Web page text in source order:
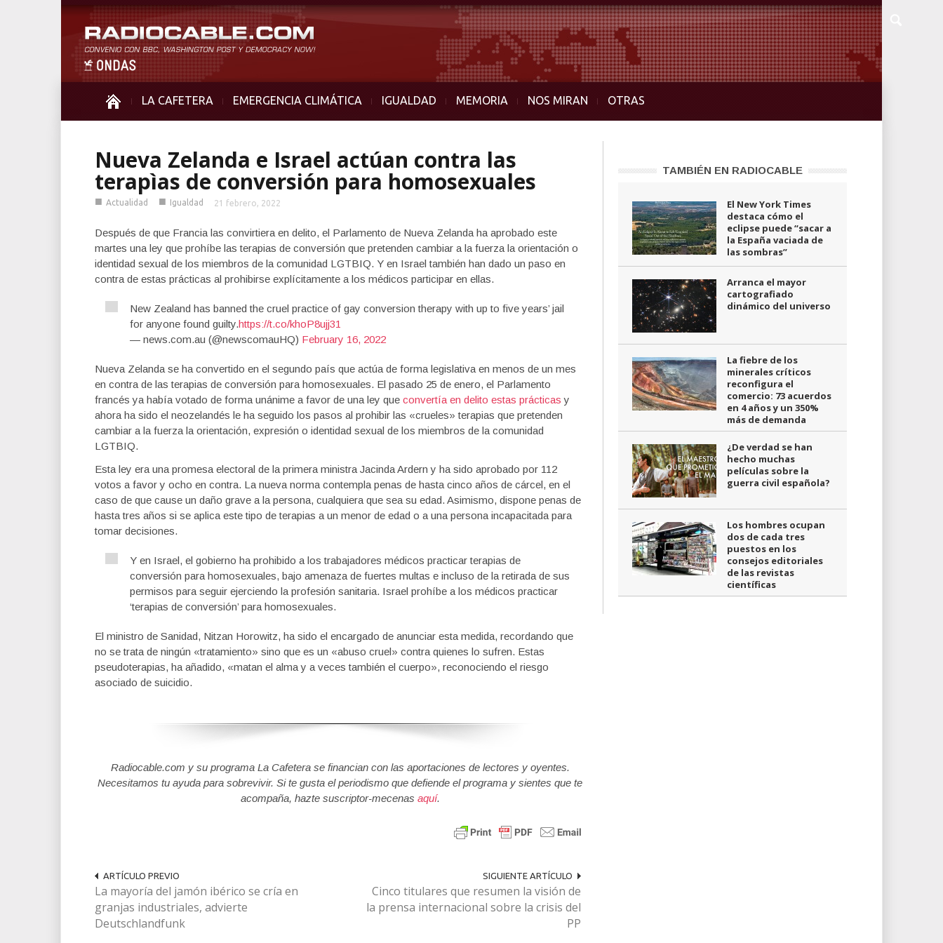
LA CAFETERA EMERGENCIA CLIMÁTICA IGUALDAD MEMORIA NOS MIRAN OTRAS
Nueva Zelanda e Israel actúan contra las
terapìas de conversión para homosexuales
■ Actualidad ■ Igualdad 21 febrero, 2022
Después de que Francia las convirtiera en delito, el Parlamento de Nueva Zelanda ha aprobado este
martes una ley que prohíbe las terapias de conversión que pretenden cambiar a la fuerza la orientación o
identidad sexual de los miembros de la comunidad LGTBIQ. Y en Israel también han dado un paso en
contra de estas prácticas al prohibirse explícitamente a los médicos participar en ellas.
New Zealand has banned the cruel practice of gay conversion therapy with up to five years’ jail
for anyone found guilty.https://t.co/khoP8ujj31
— news.com.au (@newscomauHQ) February 16, 2022
Nueva Zelanda se ha convertido en el segundo país que actúa de forma legislativa en menos de un mes
en contra de las terapias de conversión para homosexuales. El pasado 25 de enero, el Parlamento
francés ya había votado de forma unánime a favor de una ley que convertía en delito estas prácticas y
ahora ha sido el neozelandés le ha seguido los pasos al prohibir las «crueles» terapias que pretenden
cambiar a la fuerza la orientación, expresión o identidad sexual de los miembros de la comunidad
LGTBIQ.
Esta ley era una promesa electoral de la primera ministra Jacinda Ardern y ha sido aprobado por 112
votos a favor y ocho en contra. La nueva norma contempla penas de hasta cinco años de cárcel, en el
caso de que cause un daño grave a la persona, cualquiera que sea su edad. Asimismo, dispone penas de
hasta tres años si se aplica este tipo de terapias a un menor de edad o a una persona incapacitada para
tomar decisiones.
Y en Israel, el gobierno ha prohibido a los trabajadores médicos practicar terapias de
conversión para homosexuales, bajo amenaza de fuertes multas e incluso de la retirada de sus
permisos para seguir ejerciendo la profesión sanitaria. Israel prohíbe a los médicos practicar
‘terapias de conversión’ para homosexuales.
El ministro de Sanidad, Nitzan Horowitz, ha sido el encargado de anunciar esta medida, recordando que
no se trata de ningún «tratamiento» sino que es un «abuso cruel» contra quienes lo sufren. Estas
pseudoterapias, ha añadido, «matan el alma y a veces también el cuerpo», reconociendo el riesgo
asociado de suicidio.
Radiocable.com y su programa La Cafetera se financian con las aportaciones de lectores y oyentes.
Necesitamos tu ayuda para sobrevivir. Si te gusta el periodismo que defiende el programa y sientes que te
acompaña, hazte suscriptor-mecenas aquí.
ARTÍCULO PREVIO
La mayoría del jamón ibérico se cría en
granjas industriales, advierte
Deutschlandfunk
SIGUIENTE ARTÍCULO
Cinco titulares que resumen la visión de
la prensa internacional sobre la crisis del
PP
TAMBIÉN EN RADIOCABLE
El New York Times
destaca cómo el
eclipse puede “sacar a
la España vaciada de
las sombras”
Arranca el mayor
cartografiado
dinámico del universo
La fiebre de los
minerales críticos
reconfigura el
comercio: 73 acuerdos
en 4 años y un 350%
más de demanda
¿De verdad se han
hecho muchas
películas sobre la
guerra civil española?
Los hombres ocupan
dos de cada tres
puestos en los
consejos editoriales
de las revistas
científicas